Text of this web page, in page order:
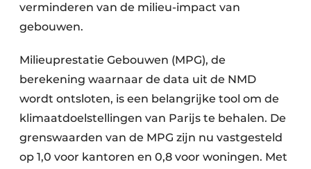
verminderen van de milieu-impact van
gebouwen.
Milieuprestatie Gebouwen (MPG), de
berekening waarnaar de data uit de NMD
wordt ontsloten, is een belangrijke tool om de
klimaatdoelstellingen van Parijs te behalen. De
grenswaarden van de MPG zijn nu vastgesteld
op 1,0 voor kantoren en 0,8 voor woningen. Met